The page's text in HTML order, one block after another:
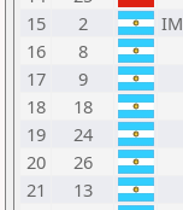
15
2 IM
16
8
17
9
18
18
19
24
20
26
21
13